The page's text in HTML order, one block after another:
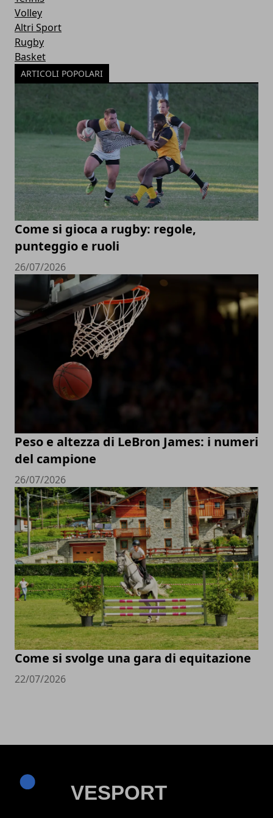
Volley
Altri Sport
Rugby
Basket
ARTICOLI POPOLARI
Come si gioca a rugby: regole,
punteggio e ruoli
26/07/2026
Peso e altezza di LeBron James: i numeri
del campione
26/07/2026
Come si svolge una gara di equitazione
22/07/2026